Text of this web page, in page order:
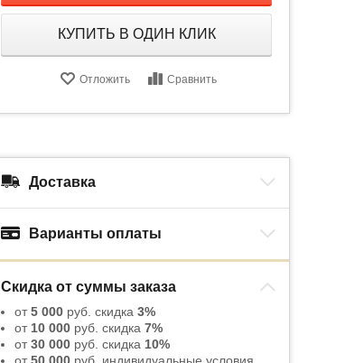
КУПИТЬ В ОДИН КЛИК
Отложить Сравнить
Доставка
Варианты оплаты
Скидка от суммы заказа
от5 000 руб. скидка 3%
от 10 000 руб. скидка 7%
от30 000 руб. скидка 10%